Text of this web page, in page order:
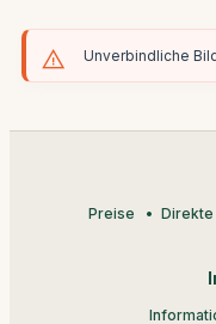
Unverbindliche
Preise